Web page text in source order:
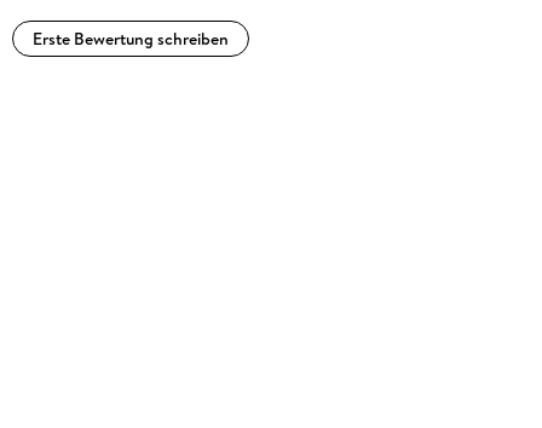
Erste Bewertung schreiben